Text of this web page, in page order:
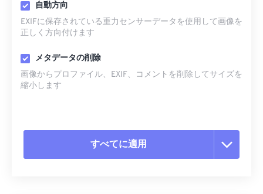
自動方向
EXIFに保存されている重力センサーデータを使用して画像を
正しく方向付けます
メタデータの削除
画像からプロファイル、EXIF、コメントを削除してサイズを
縮小します
すべてに適用